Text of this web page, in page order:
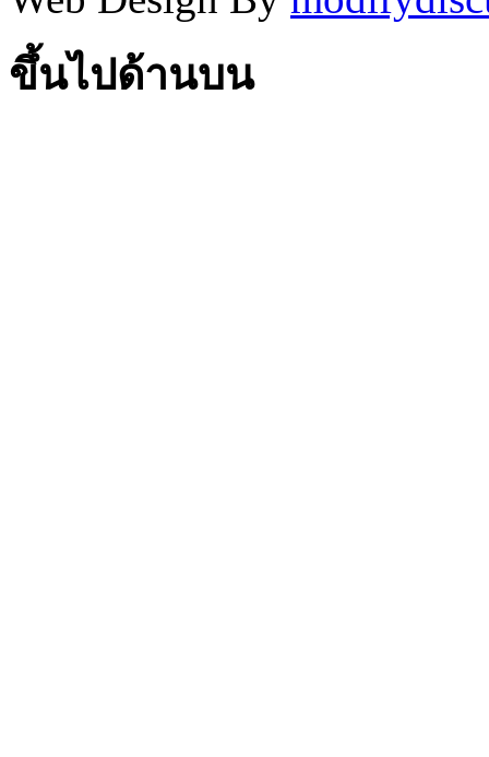
ขึ้นไปด้านบน